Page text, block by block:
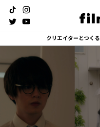
クリエイターとつくる